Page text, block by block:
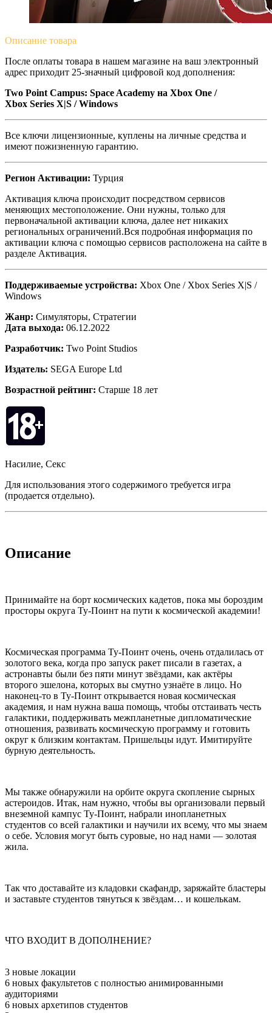
Описание товара
После оплаты товара в нашем магазине на ваш электронный
адрес приходит 25-значный цифровой код дополнения:
Two Point Campus: Space Academy на Xbox One /
Xbox Series X|S / Windows
Все ключи лицензионные, куплены на личные средства и
имеют пожизненную гарантию.
Регион Активации: Турция
Активация ключа происходит посредством сервисов
меняющих местоположение. Они нужны, только для
первоначальной активации ключа, далее нет никаких
региональных ограничений.Вся подробная информация по
активации ключа с помощью сервисов расположена на сайте в
разделе Активация.
Поддерживаемые устройства: Xbox One / Xbox Series X|S /
Windows
Жанр: Симуляторы, Стратегии
Дата выхода: 06.12.2022
Разработчик: Two Point Studios
Издатель: SEGA Europe Ltd
Возрастной рейтинг: Старше 18 лет
Насилие, Секс
Для использования этого содержимого требуется игра
(продается отдельно).
Описание
Принимайте на борт космических кадетов, пока мы бороздим
просторы округа Ту-Поинт на пути к космической академии!
Космическая программа Ту-Поинт очень, очень отдалилась от
золотого века, когда про запуск ракет писали в газетах, а
астронавты были без пяти минут звёздами, как актёры
второго эшелона, которых вы смутно узнаёте в лицо. Но
наконец-то в Ту-Поинт открывается новая космическая
академия, и нам нужна ваша помощь, чтобы отстаивать честь
галактики, поддерживать межпланетные дипломатические
отношения, развивать космическую программу и готовить
округ к близким контактам. Пришельцы идут. Имитируйте
бурную деятельность.
Мы также обнаружили на орбите округа скопление сырных
астероидов. Итак, нам нужно, чтобы вы организовали первый
внеземной кампус Ту-Поинт, набрали инопланетных
студентов со всей галактики и научили их всему, что мы знаем
о себе. Условия могут быть суровые, но над нами — золотая
жила.
Так что доставайте из кладовки скафандр, заряжайте бластеры
и заставьте студентов тянуться к звёздам… и кошелькам.
ЧТО ВХОДИТ В ДОПОЛНЕНИЕ?
3 новые локации
6 новых факультетов с полностью анимированными
аудиториями
6 новых архетипов студентов